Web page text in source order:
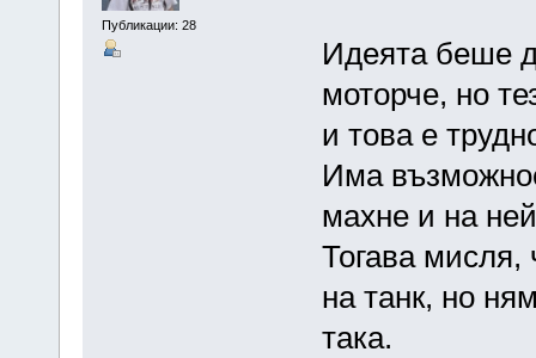
Публикации: 28
Идеята беше
моторче, но
и това е
Има
махне и на
Тогава
на танк, но
така.